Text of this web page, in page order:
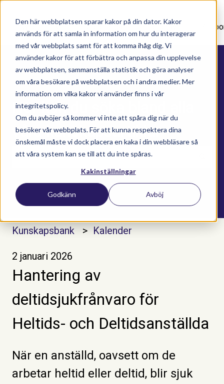
Den här webbplatsen sparar kakor på din dator. Kakor
används för att samla in information om hur du interagerar
med vår webbplats samt för att komma ihåg dig. Vi
använder kakor för att förbättra och anpassa din upplevelse
av webbplatsen, sammanställa statistik och göra analyser
om våra besökare på webbplatsen och i andra medier. Mer
information om vilka kakor vi använder finns i vår
integritetspolicy.
Om du avböjer så kommer vi inte att spåra dig när du
besöker vår webbplats. För att kunna respektera dina
önskemål måste vi dock placera en kaka i din webbläsare så
att våra system kan se till att du inte spåras.
Kakinställningar
Godkänn Avböj
Nyhetsartiklar Utbildningar Supportavtal
Här kan du söka bland alla
våra kunskapsartiklar
Det finns inga förslag eftersom sökfältet är
Kunskapsbank Kalender
2 januari 2026
Hantering av
deltidsjukfrånvaro för
Heltids- och Deltidsanställda
När en anställd, oavsett om de
arbetar heltid eller deltid, blir sjuk